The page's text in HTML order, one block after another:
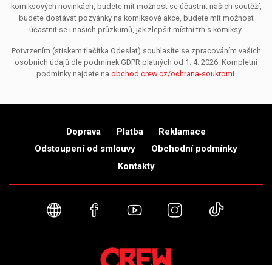
komiksových novinkách, budete mít možnost se účastnit našich soutěží,
budete dostávat pozvánky na komiksové akce, budete mít možnost
účastnit se i našich průzkumů, jak zlepšit místní trh s komiksy.
Potvrzením (stiskem tlačítka Odeslat) souhlasíte se zpracováním vašich
osobních údajů dle podmínek GDPR platných od 1. 4. 2026. Kompletní
podmínky najdete na obchod.crew.cz/ochrana-soukromi.
Doprava Platba
Reklamace
Odstoupení od smlouvy
Obchodní podmínky
Kontakty
Webové stránky
FacebookYouTubeInstagram